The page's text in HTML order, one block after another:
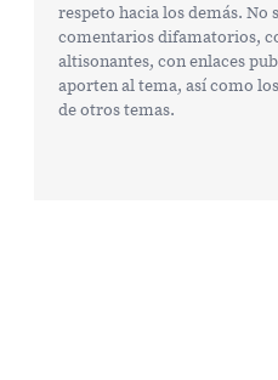
respeto hacia los demás. No
comentarios difamatorios,
altisonantes, con enlaces
aporten al tema, así como
de otros temas.